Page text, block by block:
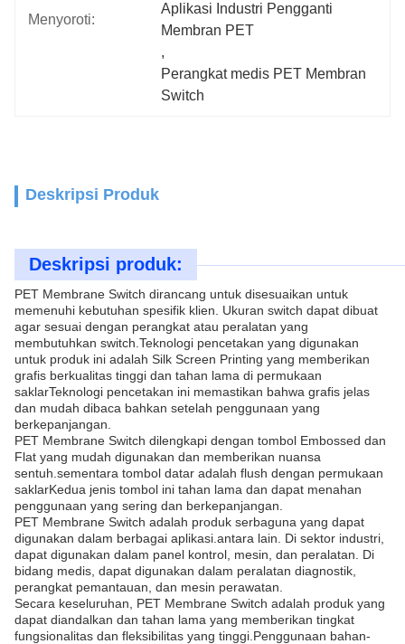
Menyoroti:
Aplikasi Industri Pengganti
Membran PET
,
Perangkat medis PET Membran
Switch
Deskripsi Produk
Deskripsi produk:
PET Membrane Switch dirancang untuk disesuaikan untuk
memenuhi kebutuhan spesifik klien. Ukuran switch dapat dibuat
agar sesuai dengan perangkat atau peralatan yang
membutuhkan switch.Teknologi pencetakan yang digunakan
untuk produk ini adalah Silk Screen Printing yang memberikan
grafis berkualitas tinggi dan tahan lama di permukaan
saklarTeknologi pencetakan ini memastikan bahwa grafis jelas
dan mudah dibaca bahkan setelah penggunaan yang
berkepanjangan.
PET Membrane Switch dilengkapi dengan tombol Embossed dan
Flat yang mudah digunakan dan memberikan nuansa
sentuh.sementara tombol datar adalah flush dengan permukaan
saklarKedua jenis tombol ini tahan lama dan dapat menahan
penggunaan yang sering dan berkepanjangan.
PET Membrane Switch adalah produk serbaguna yang dapat
digunakan dalam berbagai aplikasi.antara lain. Di sektor industri,
dapat digunakan dalam panel kontrol, mesin, dan peralatan. Di
bidang medis, dapat digunakan dalam peralatan diagnostik,
perangkat pemantauan, dan mesin perawatan.
Secara keseluruhan, PET Membrane Switch adalah produk yang
dapat diandalkan dan tahan lama yang memberikan tingkat
fungsionalitas dan fleksibilitas yang tinggi.Penggunaan bahan-